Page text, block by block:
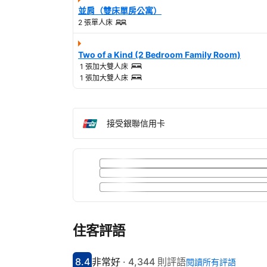
並肩（雙床單房公寓）
2 張單人床
Two of a Kind (2 Bedroom Family Room)
1 張加大雙人床
1 張加大雙人床
接受銀聯信用卡
住客評語
8.4 非常好 · 4,344 則評語閱讀所有評語